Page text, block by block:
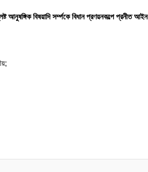
আনুষঙ্গিক বিষয়াদি সর্ম্পকে বিধান প্রণয়নকল্পে প্রনীত আইন